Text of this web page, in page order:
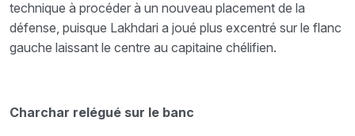
technique à procéder à un nouveau placement de la
défense, puisque Lakhdari a joué plus excentré sur le flanc
gauche laissant le centre au capitaine chélifien.
Charchar relégué sur le banc